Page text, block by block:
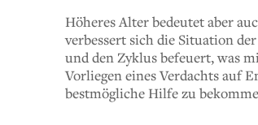
Höheres Alter bedeutet aber
verbessert sich die Situation
und den Zyklus befeuert, was
Vorliegen eines Verdachts auf
bestmögliche Hilfe zu